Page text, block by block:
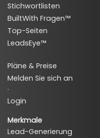
Stichwortlisten
BuiltWith Fragen™
Top-Seiten
LeadsEye™
Pläne & Preise
Melden Sie sich an
·
Login
Merkmale
Lead-Generierung